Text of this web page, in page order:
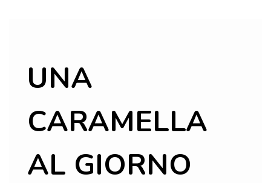
UNA
CARAMELLA
AL GIORNO